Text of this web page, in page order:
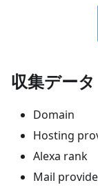
収集データ
Domain
Hosting
Alexa rank
Mail